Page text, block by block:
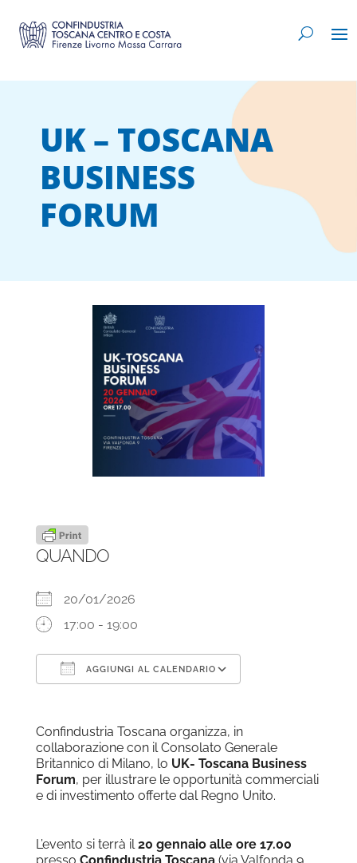
UK – TOSCANA
BUSINESS
FORUM
QUANDO
20/01/2026
17:00 - 19:00
AGGIUNGI AL CALENDARIO
Confindustria Toscana organizza, in
collaborazione con il Consolato Generale
Britannico di Milano, lo UK- Toscana Business
Forum, per illustrare le opportunità commerciali
e di investimento offerte dal Regno Unito.
L’evento si terrà il20 gennaio alle ore 17.00